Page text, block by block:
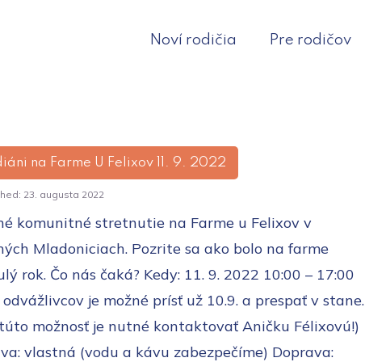
Noví rodičia Pre rodičov
na Farme U Felixov 11. 9. 2022
23. augusta 2022
komunitné stretnutie na Farme u Felixov v
Mladoniciach. Pozrite sa ako bolo na farme
rok. Čo nás čaká? Kedy: 11. 9. 2022 10:00 – 17:00
odvážlivcov je možné prísť už 10.9. a prespať v stane.
možnosť je nutné kontaktovať Aničku Félixovú!)
vlastná (vodu a kávu zabezpečíme) Doprava: